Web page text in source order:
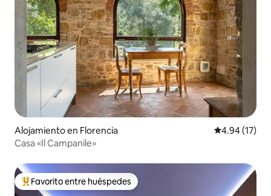
Alojamiento en Florencia Calificación
4.94 (17)
Casa «Il Campanile»
Favorito entre huéspedes preferido
Favorito entre huéspedes